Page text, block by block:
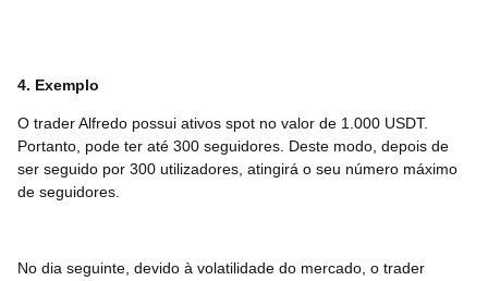
4. Exemplo
O trader Alfredo possui ativos spot no valor de 1.000 USDT.
Portanto, pode ter até 300 seguidores. Deste modo, depois de
ser seguido por 300 utilizadores, atingirá o seu número máximo
de seguidores.
No dia seguinte, devido à volatilidade do mercado, o trader